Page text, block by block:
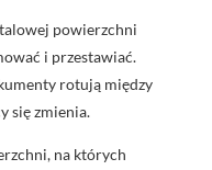
powierzchni
i przestawiać.
rotują między
się zmienia.
na których